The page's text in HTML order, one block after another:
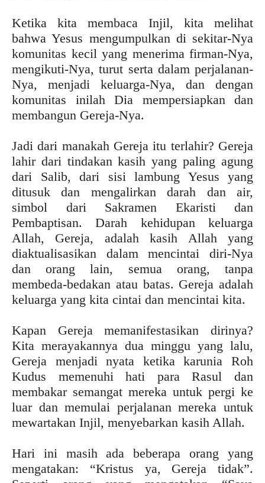
Ketika kita membaca Injil, kita melihat
bahwa Yesus mengumpulkan di sekitar-Nya
komunitas kecil yang menerima firman-Nya,
mengikuti-Nya, turut serta dalam perjalanan-
Nya, menjadi keluarga-Nya, dan dengan
komunitas inilah Dia mempersiapkan dan
membangun Gereja-Nya.
Jadi dari manakah Gereja itu terlahir? Gereja
lahir dari tindakan kasih yang paling agung
dari Salib, dari sisi lambung Yesus yang
ditusuk dan mengalirkan darah dan air,
simbol dari Sakramen Ekaristi dan
Pembaptisan. Darah kehidupan keluarga
Allah, Gereja, adalah kasih Allah yang
diaktualisasikan dalam mencintai diri-Nya
dan orang lain, semua orang, tanpa
membeda-bedakan atau batas. Gereja adalah
keluarga yang kita cintai dan mencintai kita.
Kapan Gereja memanifestasikan dirinya?
Kita merayakannya dua minggu yang lalu,
Gereja menjadi nyata ketika karunia Roh
Kudus memenuhi hati para Rasul dan
membakar semangat mereka untuk pergi ke
luar dan memulai perjalanan mereka untuk
mewartakan Injil, menyebarkan kasih Allah.
Hari ini masih ada beberapa orang yang
mengatakan: “Kristus ya, Gereja tidak”.